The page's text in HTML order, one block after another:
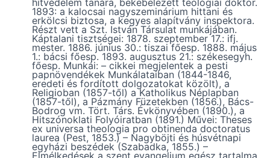
hitvédelem tanára, bekebelezett teológiai doktor.
1893: a kalocsai nagyszeminárium hittani és
erkölcsi biztosa, a kegyes alapítvány inspektora.
Részt vett a Szt. István Társulat munkájában.
Káptalani tisztségei: 1878. szeptember 17.: ifj.
mester. 1886. június 30.: tiszai főesp. 1888. május
1.: bácsi főesp. 1893. augusztus 21.: székesegyh.
főesp. Munkái: – cikkei megjelentek a pesti
papnövendékek Munkálataiban (1844-1846,
eredeti és fordított dolgozatokat közölt), a
Religioban (1857-től) a Katholikus Néplapban
(1857-től), a Pázmány Füzetekben (1856.), Bács-
Bodrog vm. Tört. Társ. Évkönyvében (1890.), a
Hitszónoklati Folyóiratban (1891.) Művei: Theses
ex universa theologia pro obtinenda doctoratus
laurea (Pest, 1853.) – Nagyböjti és húsvétnapi
egyházi beszédek (Szabadka, 1855.) –